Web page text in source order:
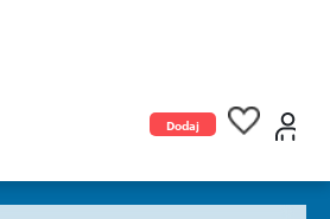
Dodaj